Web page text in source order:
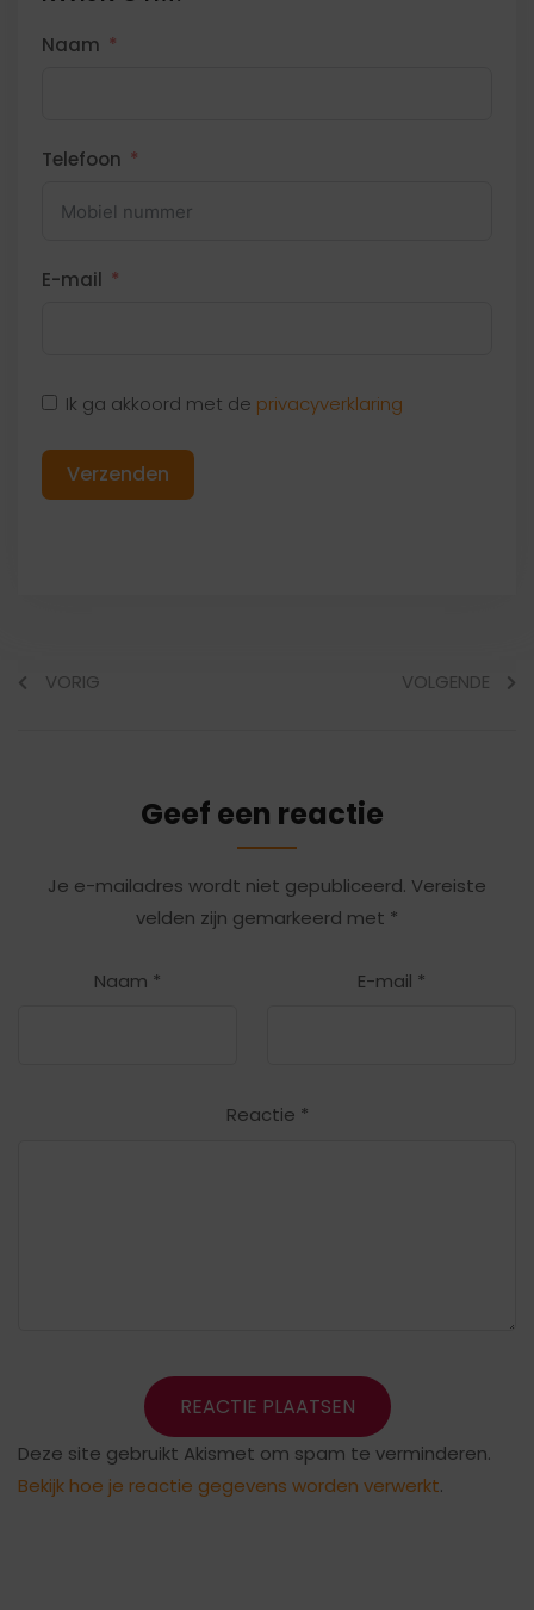
Naam
Telefoon
E-mail
Ik ga akkoord met de privacyverklaring
Verzenden
VORIG VOLGENDE
Geef een reactie
Je e-mailadres wordt niet gepubliceerd. Vereiste
velden zijn gemarkeerd met *
Naam * E-mail *
Reactie *
Deze site gebruikt Akismet om spam te verminderen.
Bekijk hoe je reactie gegevens worden verwerkt.